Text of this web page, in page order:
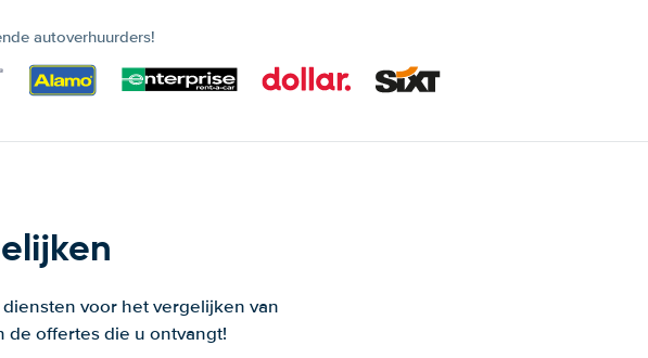
autoverhuurders!
voor het vergelijken van
de offertes die u ontvangt!